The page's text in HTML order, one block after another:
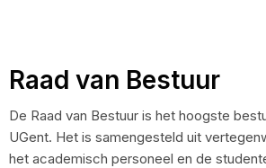
Raad van Bestuur
De Raad van Bestuur is het hoogste
UGent. Het is samengesteld uit
het academisch personeel en de